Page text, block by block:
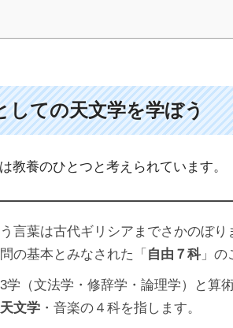
しての天文学を学ぼう
教養のひとつと考えられています。
言葉は古代ギリシアまでさかのぼり
の基本とみなされた「 自由７科」の
学（文法学・修辞学・論理学）と算
天文学 ・音楽の４科を指します。